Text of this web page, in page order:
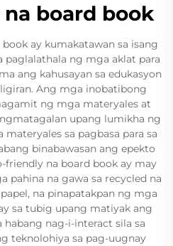
board book
ay kumakatawan sa isang
paglalathala ng mga aklat para
ang kahusayan sa edukasyon
Ang mga inobatibong
ng mga materyales at
upang lumikha ng
sa pagbasa para sa
binabawasan ang epekto
friendly na board book ay may
pahina na gawa sa recycled na
na pinapatakpan ng mga
sa tubig upang matiyak ang
nag-i-interact sila sa
teknolohiya sa pag-uugnay